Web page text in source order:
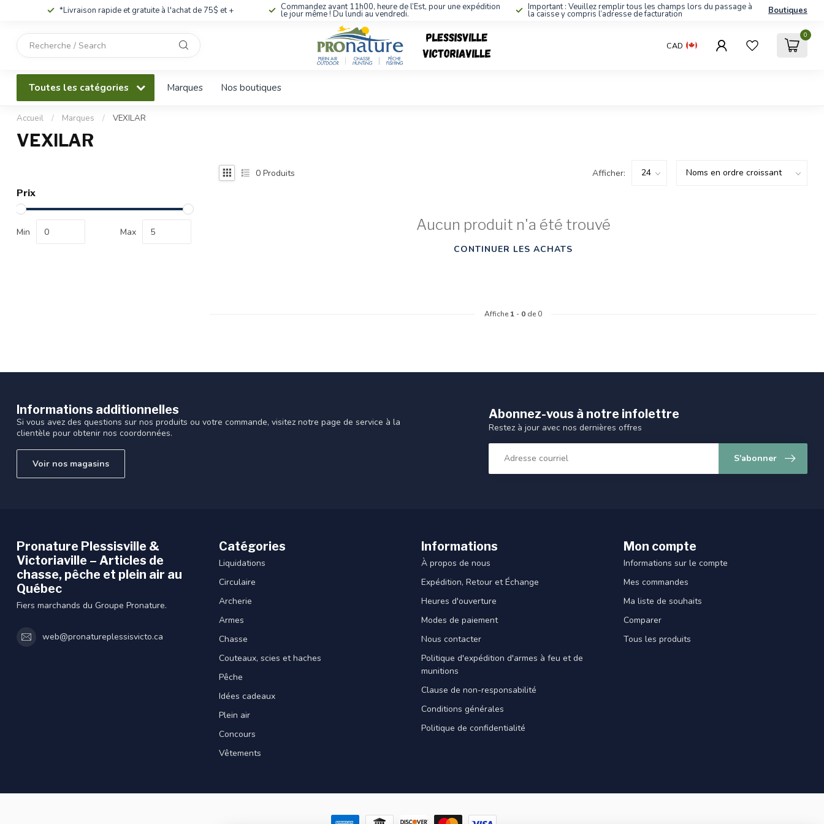
*Livraison rapide et gratuite à l'achat de 75$ et + Commandez avant 11h00, heure de l’Est, pour une expédition
le jour même ! Du lundi au vendredi.
Important : Veuillez remplir tous les champs lors du passage à
la caisse y compris l’adresse de facturation Boutiques
et
disponible.
Appuyez
se
tels
CAD
0
Toutes les catégories Marques Nos boutiques
Accueil / Marques / VEXILAR
VEXILAR
Prix
Min Max
0 Produits Afficher:
Aucun produit n'a été trouvé
CONTINUER LES ACHATS
Affiche 1 - 0 de 0
Informations additionnelles
Si vous avez des questions sur nos produits ou votre commande, visitez notre page de service à la
clientèle pour obtenir nos coordonnées.
Voir nos magasins
Abonnez-vous à notre infolettre
Restez à jour avec nos dernières offres
S'abonner
Pronature Plessisville &
Victoriaville – Articles de
chasse, pêche et plein air au
Québec
Fiers marchands du Groupe Pronature.
web@pronatureplessisvicto.ca
Catégories
Liquidations
Circulaire
Archerie
Armes
Chasse
Couteaux, scies et haches
Pêche
Idées cadeaux
Plein air
Concours
Vêtements
Informations
À propos de nous
Expédition, Retour et Échange
Heures d'ouverture
Modes de paiement
Nous contacter
Politique d'expédition d'armes à feu et de
munitions
Clause de non-responsabilité
Conditions générales
Politique de confidentialité
Mon compte
Informations sur le compte
Mes commandes
Ma liste de souhaits
Comparer
Tous les produits